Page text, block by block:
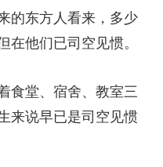
的东方人看来，多少
在他们已司空见惯。
食堂、宿舍、教室三
来说早已是司空见惯